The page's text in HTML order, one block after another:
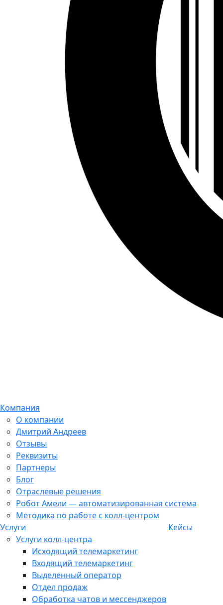
Компания
О компании
Дмитрий Андреев
Отзывы
Реквизиты
Партнеры
Блог
Отраслевые решения
Робот Амели — автоматизированная система
Методика по работе с колл-центром
Услуги
Услуги колл-центра
Исходящий телемаркетинг
Входящий телемаркетинг
Выделенный оператор
Отдел продаж
Обработка чатов и мессенджеров
Кейсы